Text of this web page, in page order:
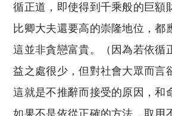
循正道，即使得到千乘般的巨額
比卿大夫還要高的崇隆地位，都
這並非貪戀富貴。（因為若依循
益之處很少，但對社會大眾而言
這就是不推辭而接受的原因，和
如果不是依從正確的方法，取用